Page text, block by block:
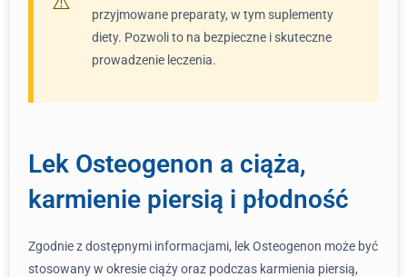
przyjmowane preparaty, w tym suplementy
diety. Pozwoli to na bezpieczne i skuteczne
prowadzenie leczenia.
Lek Osteogenon a ciąża,
karmienie piersią i płodność
Zgodnie z dostępnymi informacjami, lek Osteogenon może być
stosowany w okresie ciąży oraz podczas karmienia piersią,